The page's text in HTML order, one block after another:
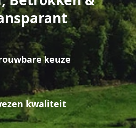
keuze
kwaliteit